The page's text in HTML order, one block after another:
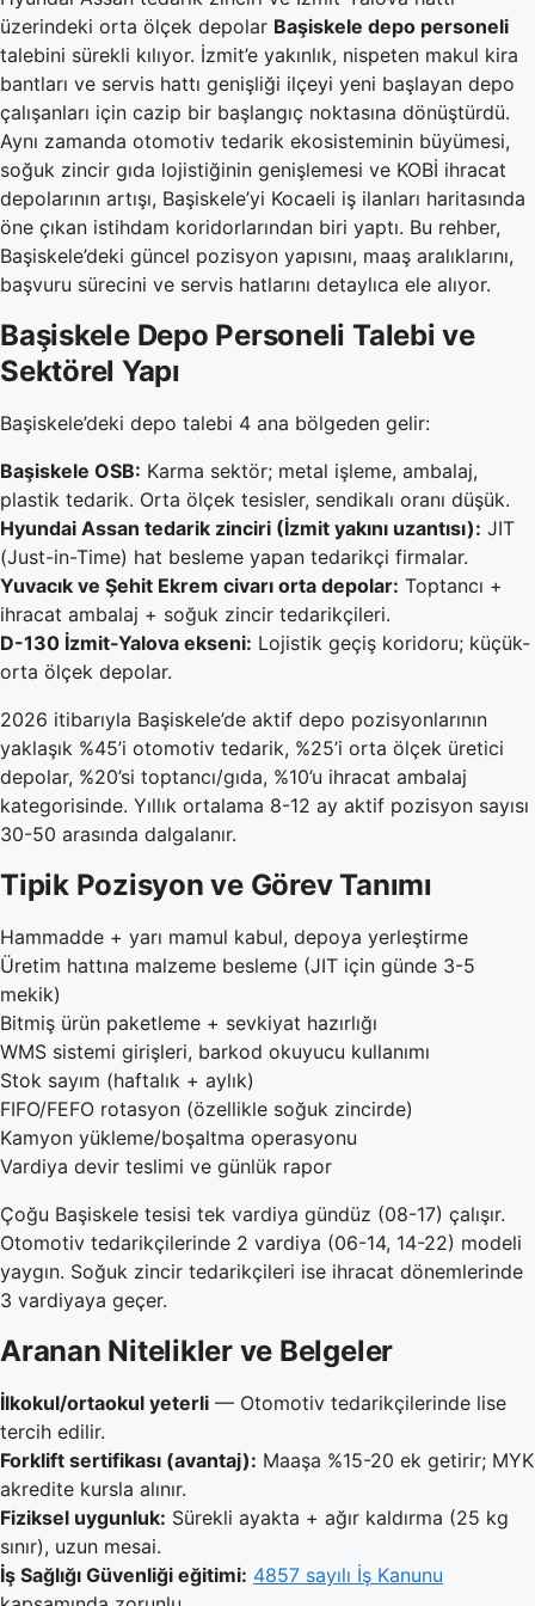
üzerindeki orta ölçek depolar Başiskele depo personeli
talebini sürekli kılıyor. İzmit’e yakınlık, nispeten makul kira
bantları ve servis hattı genişliği ilçeyi yeni başlayan depo
çalışanları için cazip bir başlangıç noktasına dönüştürdü.
Aynı zamanda otomotiv tedarik ekosisteminin büyümesi,
soğuk zincir gıda lojistiğinin genişlemesi ve KOBİ ihracat
depolarının artışı, Başiskele’yi Kocaeli iş ilanları haritasında
öne çıkan istihdam koridorlarından biri yaptı. Bu rehber,
Başiskele’deki güncel pozisyon yapısını, maaş aralıklarını,
başvuru sürecini ve servis hatlarını detaylıca ele alıyor.
Başiskele Depo Personeli Talebi ve
Sektörel Yapı
Başiskele’deki depo talebi 4 ana bölgeden gelir:
Başiskele OSB: Karma sektör; metal işleme, ambalaj,
plastik tedarik. Orta ölçek tesisler, sendikalı oranı düşük.
Hyundai Assan tedarik zinciri (İzmit yakını uzantısı): JIT
(Just-in-Time) hat besleme yapan tedarikçi firmalar.
Yuvacık ve Şehit Ekrem civarı orta depolar: Toptancı +
ihracat ambalaj + soğuk zincir tedarikçileri.
D-130 İzmit-Yalova ekseni: Lojistik geçiş koridoru; küçük-
orta ölçek depolar.
2026 itibarıyla Başiskele’de aktif depo pozisyonlarının
yaklaşık %45’i otomotiv tedarik, %25’i orta ölçek üretici
depolar, %20’si toptancı/gıda, %10’u ihracat ambalaj
kategorisinde. Yıllık ortalama 8-12 ay aktif pozisyon sayısı
30-50 arasında dalgalanır.
Tipik Pozisyon ve Görev Tanımı
Hammadde + yarı mamul kabul, depoya yerleştirme
Üretim hattına malzeme besleme (JIT için günde 3-5
mekik)
Bitmiş ürün paketleme + sevkiyat hazırlığı
WMS sistemi girişleri, barkod okuyucu kullanımı
Stok sayım (haftalık + aylık)
FIFO/FEFO rotasyon (özellikle soğuk zincirde)
Kamyon yükleme/boşaltma operasyonu
Vardiya devir teslimi ve günlük rapor
Çoğu Başiskele tesisi tek vardiya gündüz (08-17) çalışır.
Otomotiv tedarikçilerinde 2 vardiya (06-14, 14-22) modeli
yaygın. Soğuk zincir tedarikçileri ise ihracat dönemlerinde
3 vardiyaya geçer.
Aranan Nitelikler ve Belgeler
İlkokul/ortaokul yeterli — Otomotiv tedarikçilerinde lise
tercih edilir.
Forklift sertifikası (avantaj): Maaşa %15-20 ek getirir; MYK
akredite kursla alınır.
Fiziksel uygunluk: Sürekli ayakta + ağır kaldırma (25 kg
sınır), uzun mesai.
İş Sağlığı Güvenliği eğitimi: 4857 sayılı İş Kanunu